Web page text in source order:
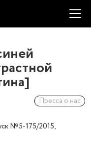
Пресса о нас
№5-175/2015,